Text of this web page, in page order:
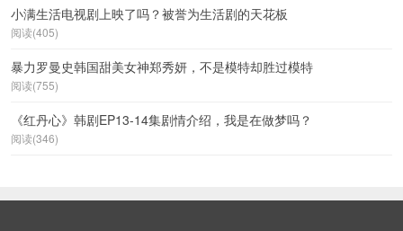
小满生活电视剧上映了吗？被誉为生活剧的天花板
阅读(405)
暴力罗曼史韩国甜美女神郑秀妍，不是模特却胜过模特
阅读(755)
《红丹心》韩剧EP13-14集剧情介绍，我是在做梦吗？
阅读(346)